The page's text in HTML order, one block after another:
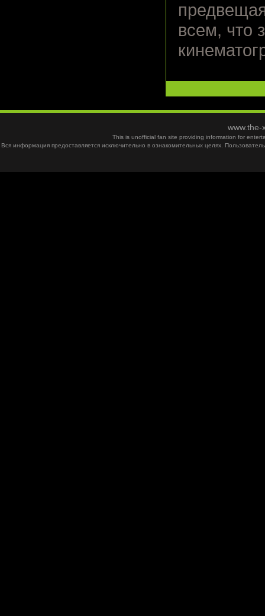
всем, что
This is unofficial fan site providing information for
Вся информация предоставляется исключительно в ознакомительных целях.